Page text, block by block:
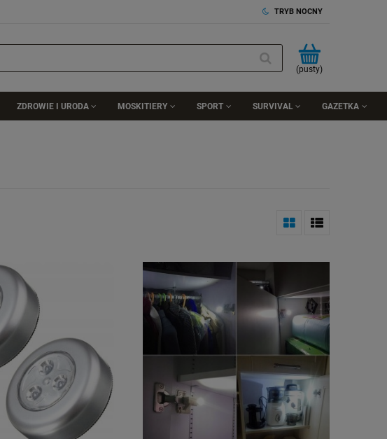
TRYB NOCNY
(pusty)
ZDROWIE I URODA MOSKITIERY SPORT SURVIVAL GAZETKA